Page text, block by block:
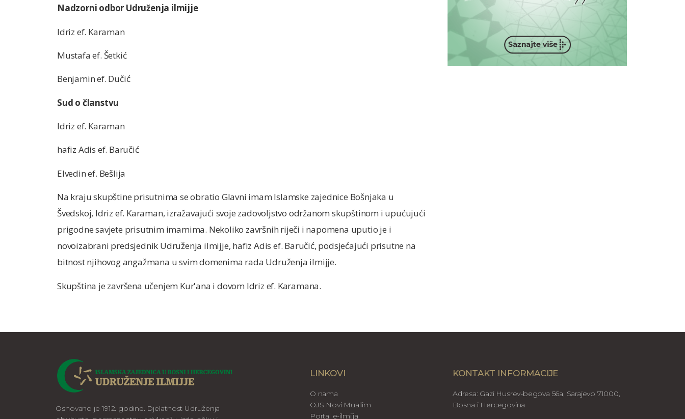
Nadzorni odbor Udruženja ilmijje
Idriz ef. Karaman
Mustafa ef. Šetkić
Benjamin ef. Dučić
Sud o članstvu
Idriz ef. Karaman
hafiz Adis ef. Baručić
Elvedin ef. Bešlija
Na kraju skupštine prisutnima se obratio Glavni imam Islamske zajednice Bošnjaka u
Švedskoj, Idriz ef. Karaman, izražavajući svoje zadovoljstvo održanom skupštinom i upućujući
prigodne savjete prisutnim imamima. Nekoliko završnih riječi i napomena uputio je i
novoizabrani predsjednik Udruženja ilmijje, hafiz Adis ef. Baručić, podsjećajući prisutne na
bitnost njihovog angažmana u svim domenima rada Udruženja ilmijje.
Skupština je završena učenjem Kur'ana i dovom Idriz ef. Karamana.
Osnovano je 1912. godine. Djelatnost Udruženja
LINKOVI
O nama
OJS Novi Muallim
Portal e-ilmijja
KONTAKT INFORMACIJE
Adresa: Gazi Husrev-begova 56a, Sarajevo 71000,
Bosna i Hercegovina